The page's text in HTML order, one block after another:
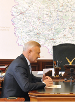
030815_07.jpg